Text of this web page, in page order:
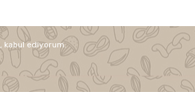
kabul ediyorum.